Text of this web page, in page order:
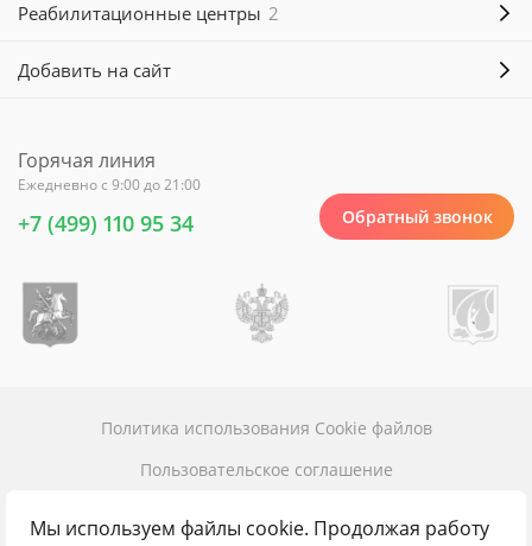
Добавить на сайт
Реабилитационные центры 2
Горячая линия
Ежедневно с 9:00 до 21:00
+7 (499) 110 95 34 Обратный звонок
Пользовательское соглашение
Политика использования Cookie файлов
Мы используем файлы cookie. Продолжая работу